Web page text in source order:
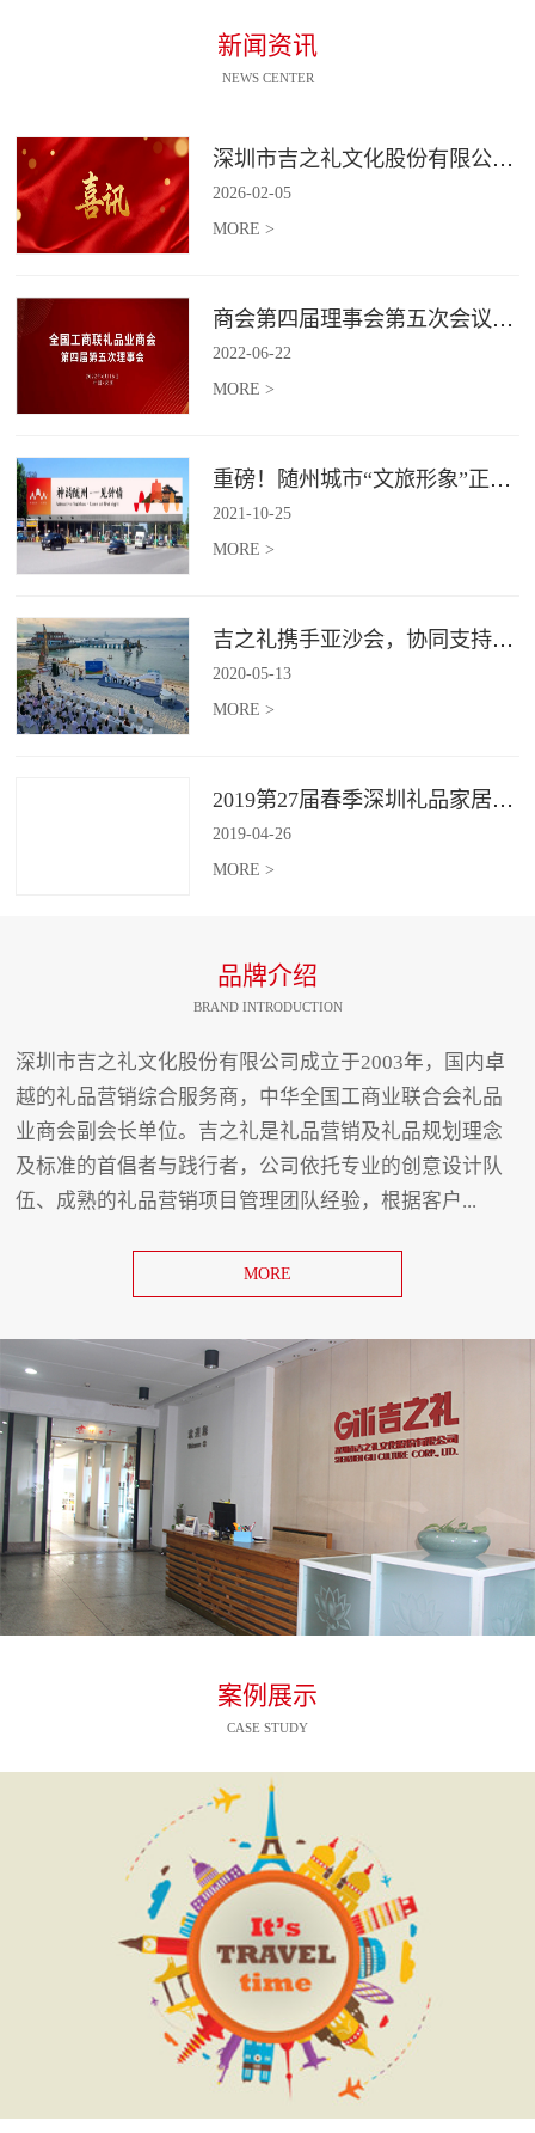
新闻资讯
NEWS CENTER
深圳市吉之礼文化股份有限公司荣获“国家高新技术企业”认定
2026-02-05
MORE >
商会第四届理事会第五次会议召开
2022-06-22
MORE >
重磅！随州城市“文旅形象”正式发布！
2021-10-25
MORE >
吉之礼携手亚沙会，协同支持、共襄盛举
2020-05-13
MORE >
2019第27届春季深圳礼品家居展开幕 引领礼赠行业新动向
2019-04-26
MORE >
品牌介绍
BRAND INTRODUCTION
深圳市吉之礼文化股份有限公司成立于2003年，国内卓
越的礼品营销综合服务商，中华全国工商业联合会礼品
业商会副会长单位。吉之礼是礼品营销及礼品规划理念
及标准的首倡者与践行者，公司依托专业的创意设计队
伍、成熟的礼品营销项目管理团队经验，根据客户...
MORE
案例展示
CASE STUDY